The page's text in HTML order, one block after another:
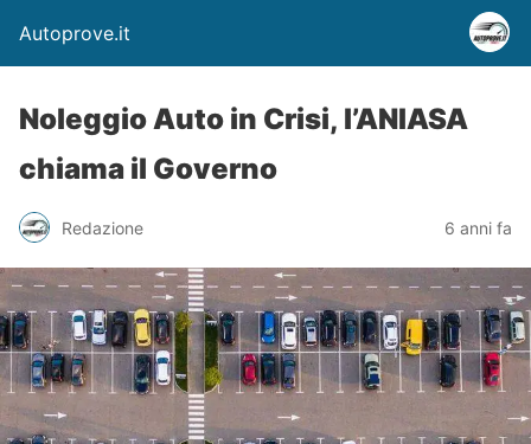
Autoprove.it
Noleggio Auto in Crisi, l’ANIASA
chiama il Governo
Redazione 6 anni fa